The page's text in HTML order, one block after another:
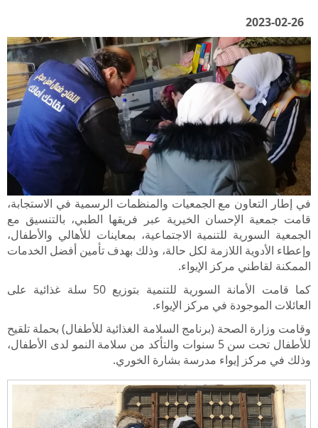
2023-02-26
في إطار التعاون مع الجمعيات والمنظمات الرسمية في الاستجابة،
قامت جمعية الإحسان الخيرية عبر فريقها الطبي، بالتنسيق مع
الجمعية السورية للتنمية الاجتماعية، بمعاينات للأهالي والأطفال،
وإعطاء الأدوية اللازمة لكل حالة، وذلك بهدف تأمين أفضل الخدمات
الممكنة لقاطني مركز الإيواء.
كما قامت الأمانة السورية للتنمية بتوزيع 50 سلة غذائية على
العائلات الموجودة في مركز الإيواء.
وقامت وزارة الصحة (برنامج السلامة الغذائية للأطفال) بحملة تلقيح
للأطفال تحت سن 5 سنوات والتأكد من سلامة النمو لدى الأطفال،
وذلك في مركز إيواء مدرسة بشارة الخوري.